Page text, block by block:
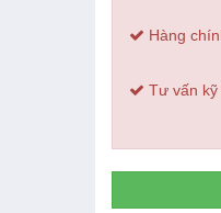
Hàng
Tư vấn